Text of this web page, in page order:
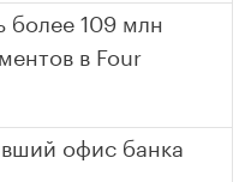
более 109 млн
в Four
офис банка